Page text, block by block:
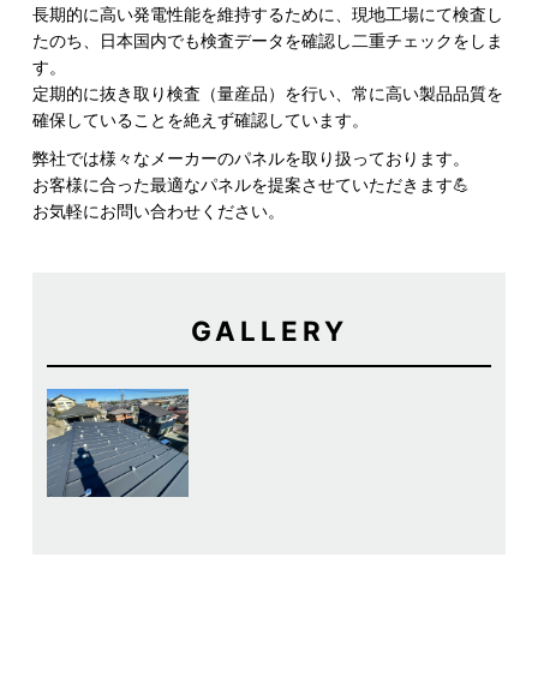
長期的に高い発電性能を維持するために、現地工場にて検査し
たのち、日本国内でも検査データを確認し二重チェックをしま
す。
定期的に抜き取り検査（量産品）を行い、常に高い製品品質を
確保していることを絶えず確認しています。
弊社では様々なメーカーのパネルを取り扱っております。
お客様に合った最適なパネルを提案させていただきます💪
お気軽にお問い合わせください。
GALLERY